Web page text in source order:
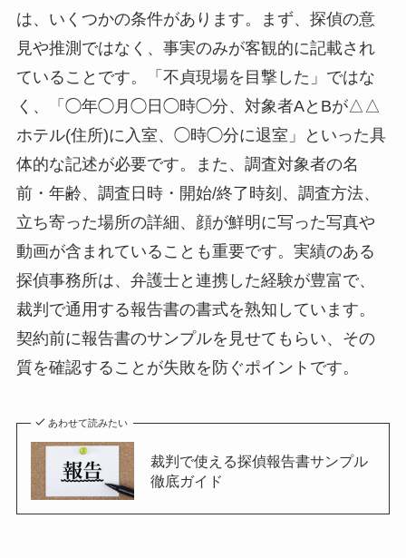
は、いくつかの条件があります。まず、探偵の意
見や推測ではなく、事実のみが客観的に記載され
ていることです。「不貞現場を目撃した」ではな
く、「◯年◯月◯日◯時◯分、対象者AとBが△△
ホテル(住所)に入室、◯時◯分に退室」といった具
体的な記述が必要です。また、調査対象者の名
前・年齢、調査日時・開始/終了時刻、調査方法、
立ち寄った場所の詳細、顔が鮮明に写った写真や
動画が含まれていることも重要です。実績のある
探偵事務所は、弁護士と連携した経験が豊富で、
裁判で通用する報告書の書式を熟知しています。
契約前に報告書のサンプルを見せてもらい、その
質を確認することが失敗を防ぐポイントです。
あわせて読みたい
裁判で使える探偵報告書サンプル
徹底ガイド